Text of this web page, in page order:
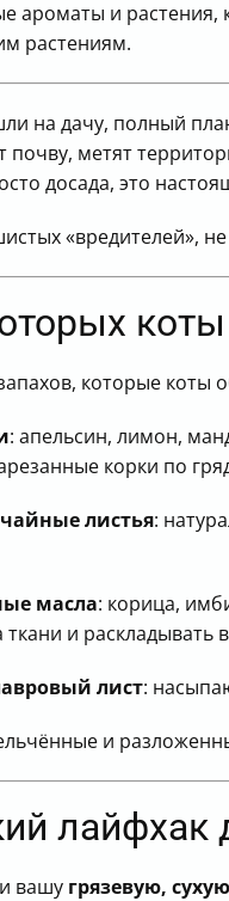
ароматы и
растениям.
на дачу, полный
метят
досада, это
«вредителей»,
которые коты
: апельсин, лимон,
корки по
листья:
масла: корица,
и раскладывать
лист:
и
лайфхак
вашу грязевую,